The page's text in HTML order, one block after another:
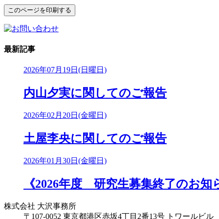
最新記事
2026年07月19日(日曜日)
内山夕実に関してのご報告
2026年02月20日(金曜日)
土屋李央に関してのご報告
2026年01月30日(金曜日)
《2026年度 研究生募集終了のお知
株式会社 大沢事務所
〒107-0052 東京都港区赤坂4丁目2番13号 トワールビル